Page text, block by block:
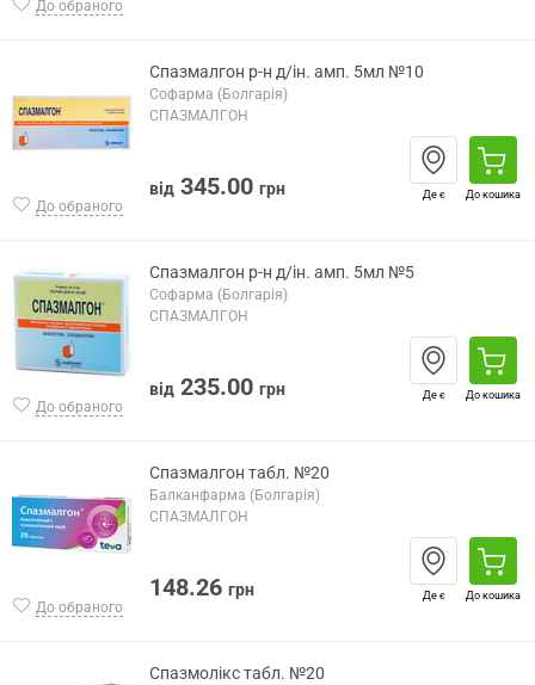
До обраного
До обраного
Спазмалгон р-н д/ін. амп. 5мл №10
Софарма (Болгарія)
СПАЗМАЛГОН
від 345.00 грн Де є До кошика
До обраного
Спазмалгон р-н д/ін. амп. 5мл №5
Софарма (Болгарія)
СПАЗМАЛГОН
від 235.00 грн Де є До кошика
До обраного
Спазмалгон табл. №20
Балканфарма (Болгарія)
СПАЗМАЛГОН
148.26 грн Де є До кошика
Спазмолікс табл. №20